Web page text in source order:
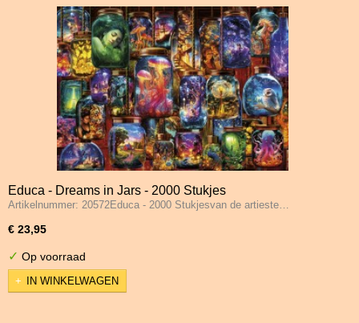
Educa - Dreams in Jars - 2000 Stukjes
Artikelnummer: 20572Educa - 2000 Stukjesvan de artieste…
€ 23,95
✓ Op voorraad
IN WINKELWAGEN